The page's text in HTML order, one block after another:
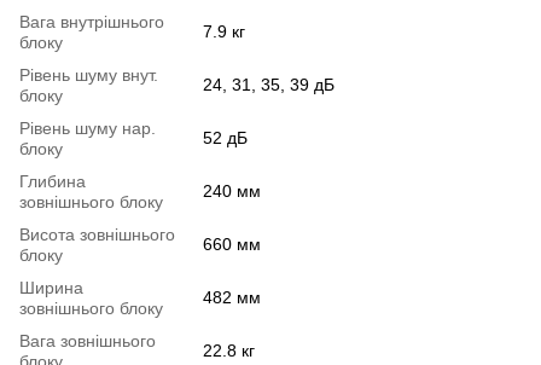
Вага внутрішнього
блоку
7.9 кг
Рівень шуму внут.
блоку
24, 31, 35, 39 дБ
Рівень шуму нар.
блоку
52 дБ
Глибина
зовнішнього блоку
240 мм
Висота зовнішнього
блоку
660 мм
Ширина
зовнішнього блоку
482 мм
Вага зовнішнього
блоку
22.8 кг